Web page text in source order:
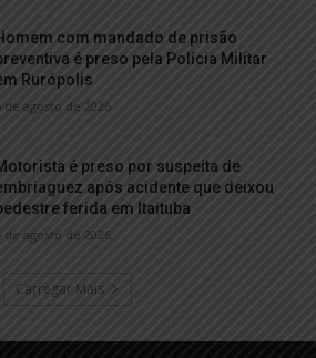
com mandado de prisão
é preso pela Polícia Militar
Rurópolis
de agosto de 2026
é preso por suspeita de
após acidente que deixou
ferida em Itaituba
de agosto de 2026
Carregar Mais